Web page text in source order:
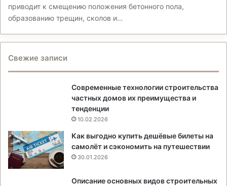
приводит к смещению положения бетонного пола,
образованию трещин, сколов и…
Свежие записи
Современные технологии строительства
частных домов их преимущества и
тенденции
10.02.2026
Как выгодно купить дешёвые билеты на
самолёт и сэкономить на путешествии
30.01.2026
Описание основных видов строительных